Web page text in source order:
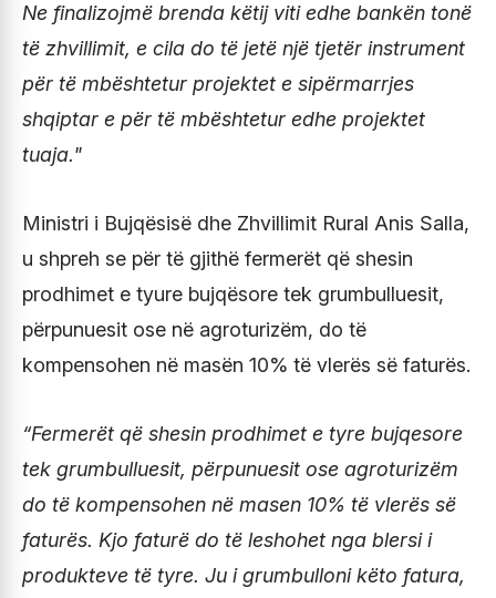
Ne finalizojmë brenda këtij viti edhe bankën tonë
të zhvillimit, e cila do të jetë një tjetër instrument
për të mbështetur projektet e sipërmarrjes
shqiptar e për të mbështetur edhe projektet
tuaja."
Ministri i Bujqësisë dhe Zhvillimit Rural Anis Salla,
u shpreh se për të gjithë fermerët që shesin
prodhimet e tyure bujqësore tek grumbulluesit,
përpunuesit ose në agroturizëm, do të
kompensohen në masën 10% të vlerës së faturës.
“Fermerët që shesin prodhimet e tyre bujqesore
tek grumbulluesit, përpunuesit ose agroturizëm
do të kompensohen në masen 10% të vlerës së
faturës. Kjo faturë do të leshohet nga blersi i
produkteve të tyre. Ju i grumbulloni këto fatura,